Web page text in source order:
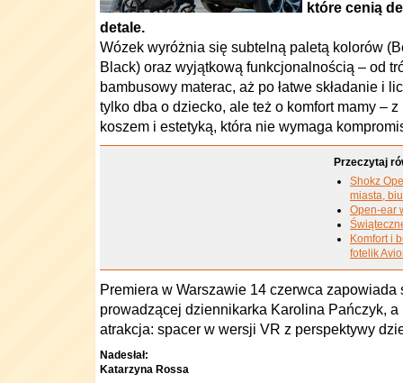
które cenią
detale.
Wózek wyróżnia się subtelną paletą kolorów
Black) oraz wyjątkową funkcjonalnością – od
bambusowy materac, aż po łatwe składanie i
tylko dba o dziecko, ale też o komfort mamy –
koszem i estetyką, która nie wymaga
Przeczytaj
Shokz
miasta,
Open-ear
Komfort i
fotelik
Premiera w Warszawie 14 czerwca
prowadzącej dziennikarka Karolina Pańczyk,
atrakcja: spacer w wersji VR z perspektywy
Nadesłał:
Katarzyna Rossa